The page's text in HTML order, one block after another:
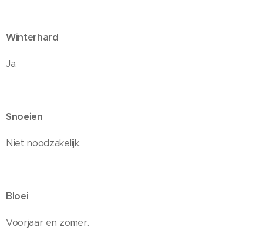
Winterhard
Ja.
Snoeien
Niet noodzakelijk.
Bloei
Voorjaar en zomer.